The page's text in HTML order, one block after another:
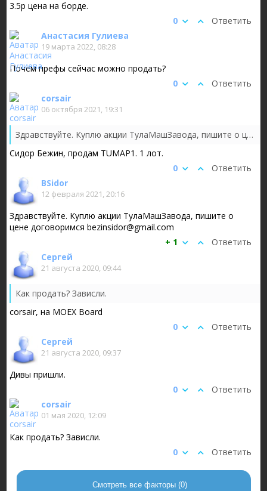
3.5р цена на борде.
Ответить
0
Анастасия Гулиева
19 марта 2022, 08:28
Почем префы сейчас можно продать?
Ответить
0
corsair
06 октября 2021, 19:31
Здравствуйте. Куплю акции ТулаМашЗавода, пишите о цене договоримся bezinsidor@gmail.com
Сидор Бежин, продам TUMAP1. 1 лот.
Ответить
0
BSidor
12 февраля 2021, 20:16
Здравствуйте. Куплю акции ТулаМашЗавода, пишите о
цене договоримся bezinsidor@gmail.com
Ответить
+ 1
Сергей
21 августа 2020, 09:44
Как продать? Зависли.
corsair, на MOEX Board
Ответить
0
Сергей
21 августа 2020, 09:37
Дивы пришли.
Ответить
0
corsair
01 мая 2020, 12:09
Как продать? Зависли.
Ответить
0
Смотреть все факторы (0)